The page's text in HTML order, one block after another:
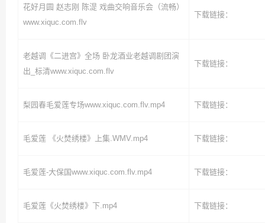
花好月圆 赵志刚 陈湜 戏曲交响音乐会（流畅）
www.xiquc.com.flv
下载链接：
老越调《二进宫》全场 卧龙酒业老越调剧团演
出_标清www.xiquc.com.flv
下载链接：
梨园春毛爱莲专场www.xiquc.com.flv.mp4 下载链接：
毛爱莲 《火焚绣楼》上集.WMV.mp4 下载链接：
毛爱莲-大保国www.xiquc.com.flv.mp4 下载链接：
毛爱莲《火焚绣楼》下.mp4 下载链接：